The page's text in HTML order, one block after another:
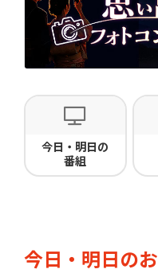
今日・明日の
番組
今日・明日の